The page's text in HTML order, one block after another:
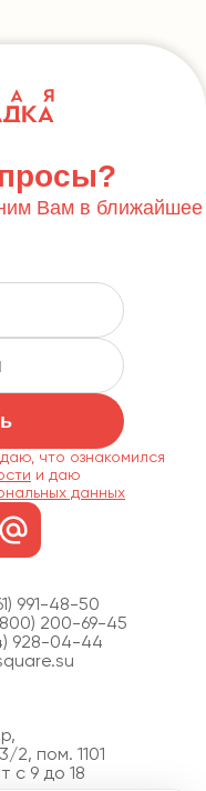
Вам в ближайшее
что ознакомился
данных
991-48-50
200-69-45
928-04-44
2, пом. 1101
с 9 до 18